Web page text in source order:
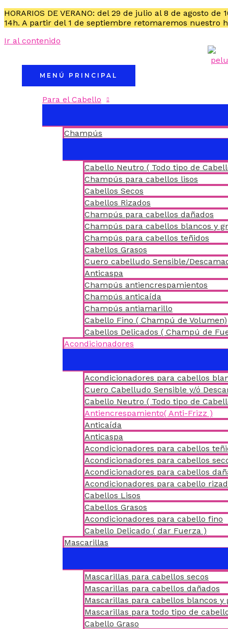
HORARIOS DE VERANO: del 29 de julio al 8 de agosto
14h. A partir del 1 de septiembre retomaremos nuestro
Ir al contenido
MENÚ PRINCIPAL
Para el Cabello
Champús
Cabello Neutro ( Todo tipo de
Champús para cabellos lisos
Cabellos Secos
Cabellos Rizados
Champús para cabellos dañados
Champús para cabellos blancos y
Champús para cabellos teñidos
Cabellos Grasos
Cuero cabelludo Sensible/
Anticaspa
Champús antiencrespamientos
Champús anticaída
Champús antiamarillo
Cabello Fino ( Champú de Volumen)
Cabellos Delicados ( Champú de
Acondicionadores
Acondicionadores para cabellos
Cuero Cabelludo Sensible y/ó
Cabello Neutro ( Todo tipo de
Antiencrespamiento( Anti-Frizz )
Anticaída
Anticaspa
Acondicionadores para cabellos
Acondicionadores para cabellos
Acondicionadores para cabellos
Acondicionadores para cabello
Cabellos Lisos
Cabellos Grasos
Acondicionadores para cabello fino
Cabello Delicado ( dar Fuerza )
Mascarillas
Mascarillas para cabellos secos
Mascarillas para cabellos dañados
Mascarillas para cabellos blancos y
Mascarillas para todo tipo de
Cabello Graso